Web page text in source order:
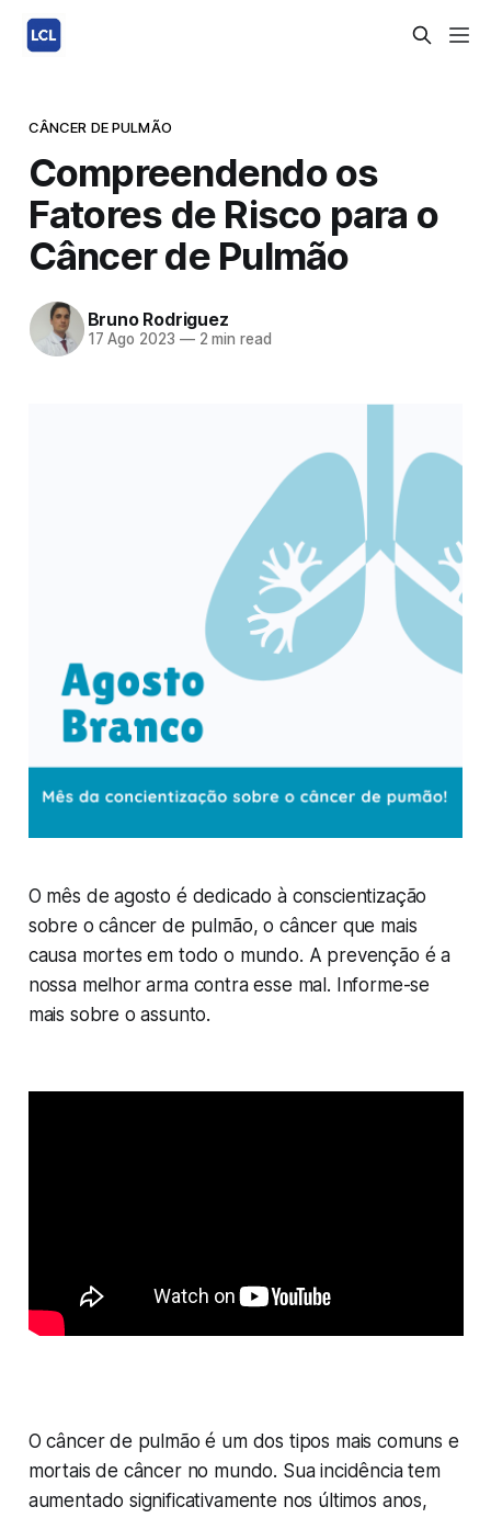
CÂNCER DE PULMÃO
Compreendendo os
Fatores de Risco para o
Câncer de Pulmão
Bruno Rodriguez
17 Ago 2023 —2 min read
O mês de agosto é dedicado à conscientização
sobre o câncer de pulmão, o câncer que mais
causa mortes em todo o mundo. A prevenção é a
nossa melhor arma contra esse mal. Informe-se
mais sobre o assunto.
O câncer de pulmão é um dos tipos mais comuns e
mortais de câncer no mundo. Sua incidência tem
aumentado significativamente nos últimos anos,